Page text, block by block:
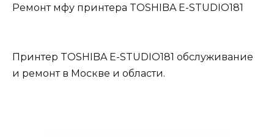
Ремонт мфу принтера TOSHIBA E-STUDIO181
Принтер TOSHIBA E-STUDIO181 обслуживание
и ремонт в Москве и области.